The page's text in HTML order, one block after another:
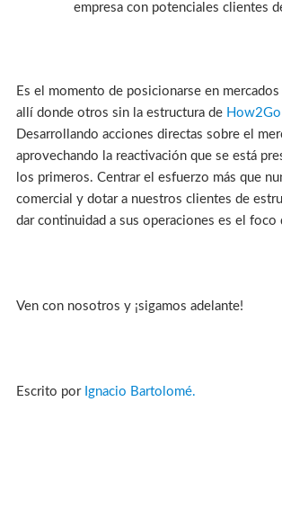
empresa con potenciales clientes
Es el momento de posicionarse en
allí donde otros sin la estructura de How2Go
Desarrollando acciones directas sobre el
aprovechando la reactivación que se está
los primeros. Centrar el esfuerzo más que
comercial y dotar a nuestros clientes de
dar continuidad a sus operaciones es el foco
Ven con nosotros y ¡sigamos adelante!
Escrito por Ignacio Bartolomé.